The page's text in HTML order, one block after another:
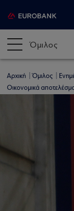
Όμιλος
Αρχική Όμιλος
Οικονομικά